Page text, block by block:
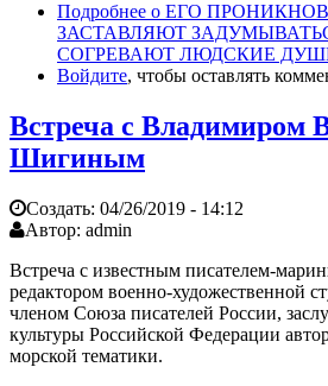
Подробнее о ЕГО
ЗАСТАВЛЯЮТ
СОГРЕВАЮТ ЛЮДСКИЕ
Войдите, чтобы оставлять
Встреча с Владимиром
Шигиным
Создать: 04/26/2019 - 14:12
Автор: admin
Встреча с известным писателем-
редактором военно-художественной
членом Союза писателей России,
культуры Российской Федерации
морской тематики.